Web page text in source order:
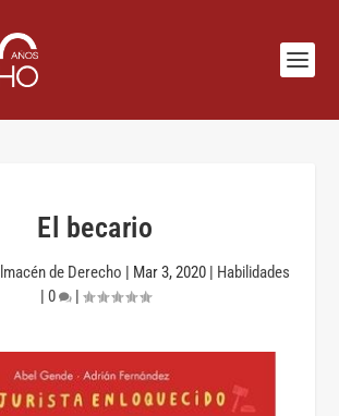
El becario
de Derecho | Mar 3, 2020 | Habilidades
| 0 |